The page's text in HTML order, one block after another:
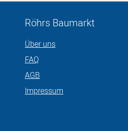
Röhrs Baumarkt
Über uns
FAQ
AGB
Impressum